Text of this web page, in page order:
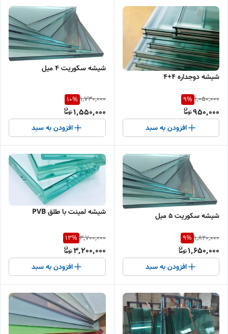
شیشه دوجداره ۴+۴
1,050,000
9%
950,000
افزودن به سبد
شیشه سکوریت ۴ میل
1,730,000
10%
1,550,000
افزودن به سبد
شیشه سکوریت ۵ میل
1,820,000
9%
1,650,000
افزودن به سبد
شیشه لمینت با طلق PVB
3,700,000
13%
3,200,000
افزودن به سبد